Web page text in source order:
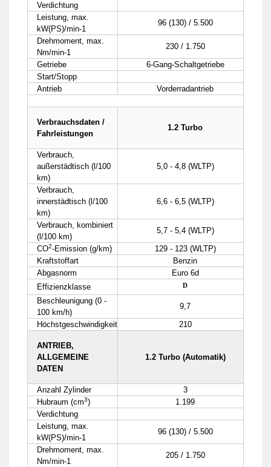
Verdichtung
Leistung, max.
kW(PS)/min-1
96 (130) / 5.500
Drehmoment, max.
Nm/min-1
230 / 1.750
Getriebe
6-Gang-Schaltgetriebe
Start/Stopp
Antrieb
Vorderradantrieb
Verbrauchsdaten /
Fahrleistungen
1.2 Turbo
Verbrauch,
außerstädtisch (l/100
km)
5,0 - 4,8 (WLTP)
Verbrauch,
innerstädtisch (l/100
km)
6,6 - 6,5 (WLTP)
Verbrauch, kombiniert
(l/100 km)
5,7 - 5,4 (WLTP)
CO2-Emission (g/km)
129 - 123 (WLTP)
Kraftstoffart
Benzin
Abgasnorm
Euro 6d
Effizienzklasse
D
Beschleunigung (0 -
100 km/h)
9,7
Höchstgeschwindigkeit
210
ANTRIEB,
ALLGEMEINE
DATEN
1.2 Turbo (Automatik)
Anzahl Zylinder
3
Hubraum (cm3)
1.199
Verdichtung
Leistung, max.
kW(PS)/min-1
96 (130) / 5.500
Drehmoment, max.
Nm/min-1
205 / 1.750